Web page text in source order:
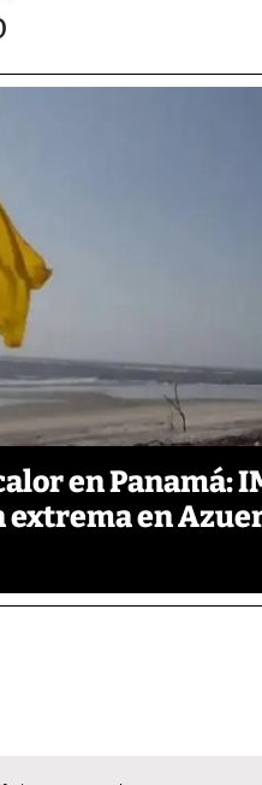
en Panamá:
en